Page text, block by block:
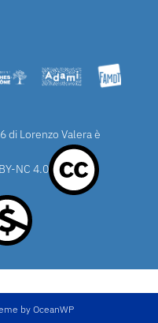
di Lorenzo Valera è
NC 4.0
by OceanWP